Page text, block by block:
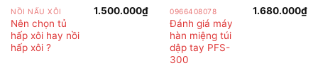
NỒI NẤU XÔI
Nên chọn tủ
hấp xôi hay nồi
hấp xôi ?
1.500.000₫ 0966408078
Đánh giá máy
hàn miệng túi
dập tay PFS-
300
1.680.000₫